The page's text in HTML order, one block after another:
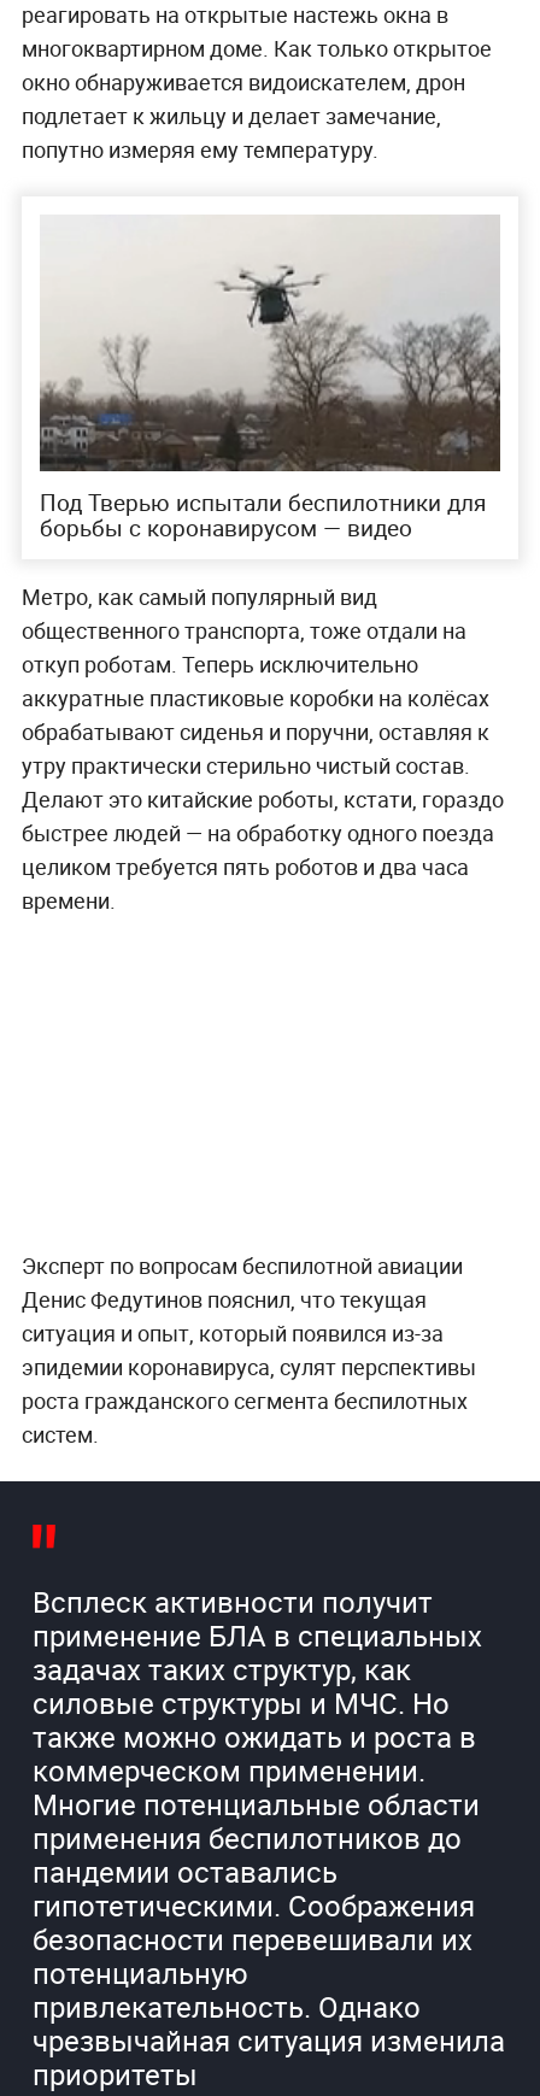
реагировать на открытые настежь окна в
многоквартирном доме. Как только открытое
окно обнаруживается видоискателем, дрон
подлетает к жильцу и делает замечание,
попутно измеряя ему температуру.
Под Тверью испытали беспилотники для
борьбы с коронавирусом — видео
Метро, как самый популярный вид
общественного транспорта, тоже отдали на
откуп роботам. Теперь исключительно
аккуратные пластиковые коробки на колёсах
обрабатывают сиденья и поручни, оставляя к
утру практически стерильно чистый состав.
Делают это китайские роботы, кстати, гораздо
быстрее людей — на обработку одного поезда
целиком требуется пять роботов и два часа
времени.
Эксперт по вопросам беспилотной авиации
Денис Федутинов пояснил, что текущая
ситуация и опыт, который появился из-за
эпидемии коронавируса, сулят перспективы
роста гражданского сегмента беспилотных
систем.
Всплеск активности получит
применение БЛА в специальных
задачах таких структур, как
силовые структуры и МЧС. Но
также можно ожидать и роста в
коммерческом применении.
Многие потенциальные области
применения беспилотников до
пандемии оставались
гипотетическими. Соображения
безопасности перевешивали их
потенциальную
привлекательность. Однако
чрезвычайная ситуация изменила
приоритеты